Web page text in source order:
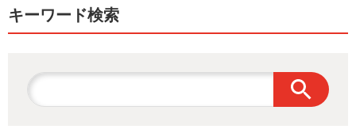
キーワード検索